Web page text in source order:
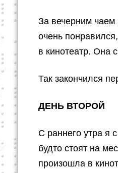
За вечерним чаем
очень
в кинотеатр. Она
Так закончился
ДЕНЬ ВТОРОЙ
С раннего утра я
будто стоят на
произошла в